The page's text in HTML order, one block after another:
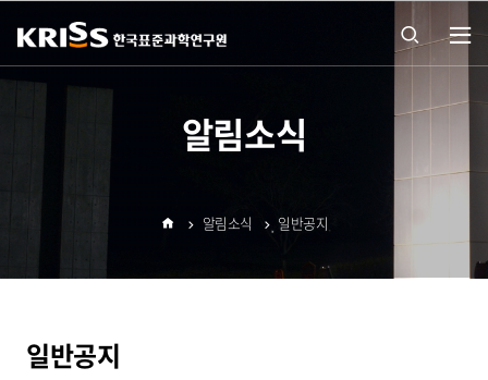
열기
알림소식
일반공지
알림소식 일반공지